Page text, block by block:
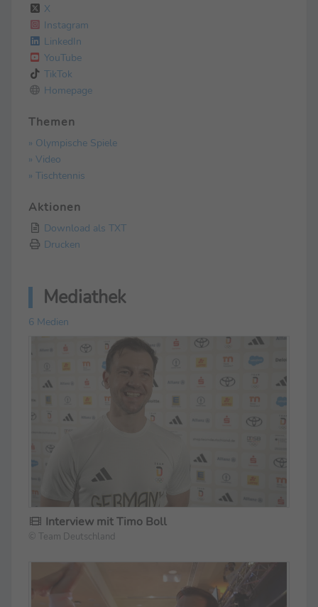
X
Instagram
LinkedIn
YouTube
TikTok
Homepage
Themen
» Olympische Spiele
» Video
» Tischtennis
Aktionen
Download als TXT
Drucken
Mediathek
6 Medien
Interview mit Timo Boll
© Team Deutschland